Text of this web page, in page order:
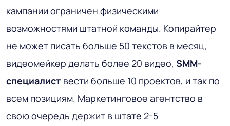
кампании ограничен физическими
возможностями штатной команды. Копирайтер
не может писать больше 50 текстов в месяц,
видеомейкер делать более 20 видео, SMM-
специалист вести больше 10 проектов, и так по
всем позициям. Маркетинговое агентство в
свою очередь держит в штате 2-5